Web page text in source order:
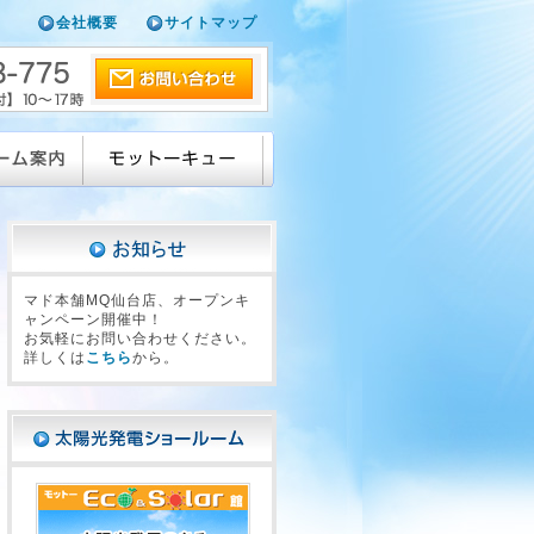
会社概要 サイトマップ
マド本舗MQ仙台店、オープンキ
ャンペーン開催中！
お気軽にお問い合わせください。
詳しくは こちらから。